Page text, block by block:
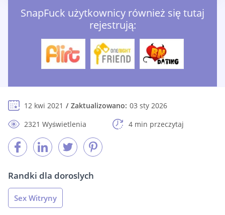
SnapFuck użytkownicy również się tutaj
rejestrują:
12 kwi 2021 Zaktualizowano: 03 sty 2026
2321 Wyświetlenia
4 min przeczytaj
Randki dla doroslych
Sex Witryny